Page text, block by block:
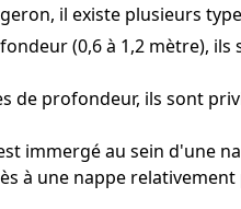
il existe plusieurs
(0,6 à 1,2 mètre),
de profondeur, ils sont
immergé au sein d'une
à une nappe